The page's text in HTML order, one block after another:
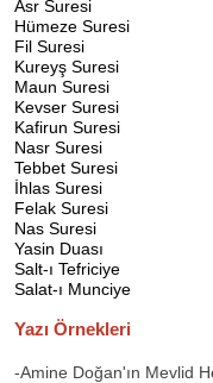
Asr Suresi
Hümeze Suresi
Fil Suresi
Kureyş Suresi
Maun Suresi
Kevser Suresi
Kafirun Suresi
Nasr Suresi
Tebbet Suresi
İhlas Suresi
Felak Suresi
Nas Suresi
Yasin Duası
Salt-ı Tefriciye
Salat-ı Munciye
Yazı Örnekleri
-Amine Doğan'ın Mevlid